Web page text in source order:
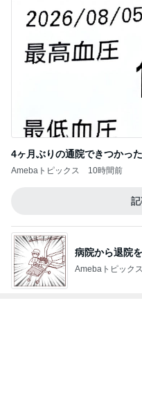
4ヶ月ぶりの通院できつかっ
Amebaトピックス 10時間前
病院から退院
Amebaトピックス